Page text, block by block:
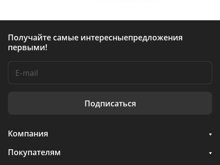
Получайте самые интересныепредложения
первыми!
Подписаться
Компания
Покупателям